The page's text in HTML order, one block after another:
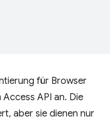
für Browser
API an. Die
aber sie dienen nur